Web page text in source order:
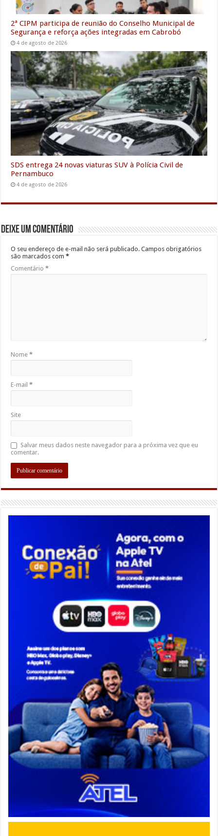
2ª CIPM participa de reunião do Conselho Municipal de
Segurança e reforça ações integradas em Cabrobó
4 de agosto de 2026
SDS entrega 24 novas viaturas SUV à Polícia Civil de
Pernambuco
4 de agosto de 2026
Deixe um comentário
O seu endereço de e-mail não será publicado. Campos obrigatórios
são marcados com*
Comentário*
Nome*
E-mail*
Site
Salvar meus dados neste navegador para a próxima vez que eu
comentar.